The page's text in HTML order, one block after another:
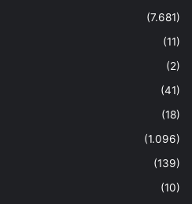
(7.681)
(11)
(2)
(41)
(18)
(1.096)
(139)
(10)